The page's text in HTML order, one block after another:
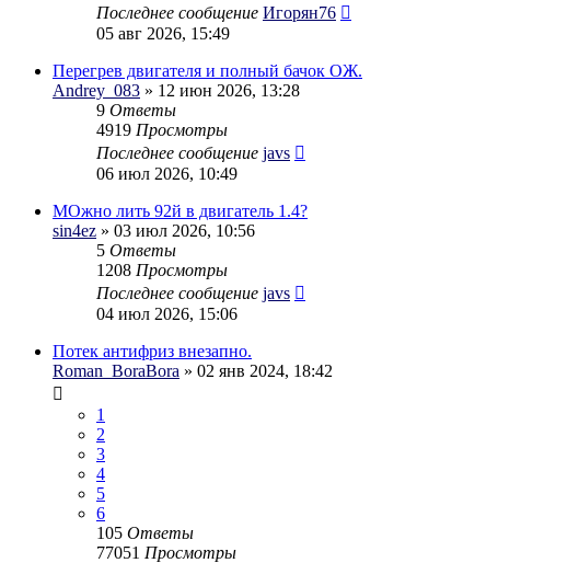
Последнее сообщение Игорян76
05 авг 2026, 15:49
Перегрев двигателя и полный бачок ОЖ.
Andrey_083 » 12 июн 2026, 13:28
9 Ответы
4919 Просмотры
Последнее сообщение javs
06 июл 2026, 10:49
МОжно лить 92й в двигатель 1.4?
sin4ez » 03 июл 2026, 10:56
5 Ответы
1208 Просмотры
Последнее сообщение javs
04 июл 2026, 15:06
Потек антифриз внезапно.
Roman_BoraBora » 02 янв 2024, 18:42
1
2
3
4
5
6
105 Ответы
77051 Просмотры